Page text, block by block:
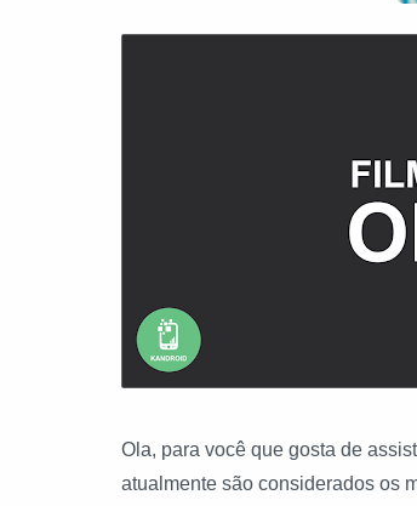
Ola, para você que gosta de
atualmente são considerados os